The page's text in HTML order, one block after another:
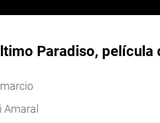
Paradiso, película
Amaral